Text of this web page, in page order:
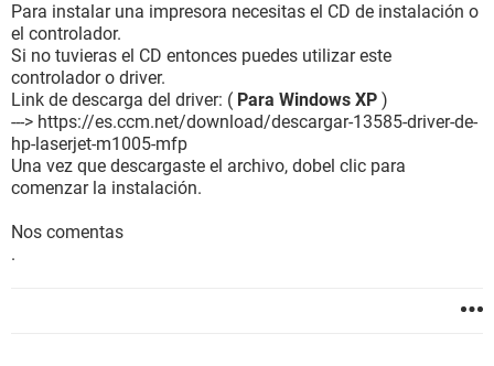
Para instalar una impresora necesitas el CD de instalación o
el controlador.
Si no tuvieras el CD entonces puedes utilizar este
controlador o driver.
Link de descarga del driver: ( Para Windows XP )
---> https://es.ccm.net/download/descargar-13585-driver-de-
hp-laserjet-m1005-mfp
Una vez que descargaste el archivo, dobel clic para
comenzar la instalación.
Nos comentas
.